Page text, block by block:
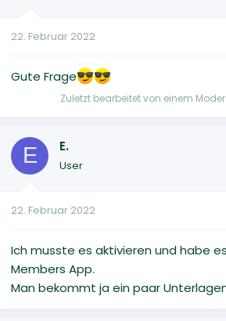
22. Februar 2022
Gute Frage
Zuletzt bearbeitet von einem
E E.
User
22. Februar 2022
Ich musste es aktivieren und habe
Members App.
Man bekommt ja ein paar